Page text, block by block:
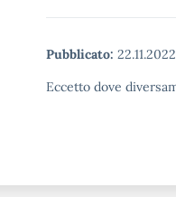
Pubblicato: 22.11.2022
Eccetto dove